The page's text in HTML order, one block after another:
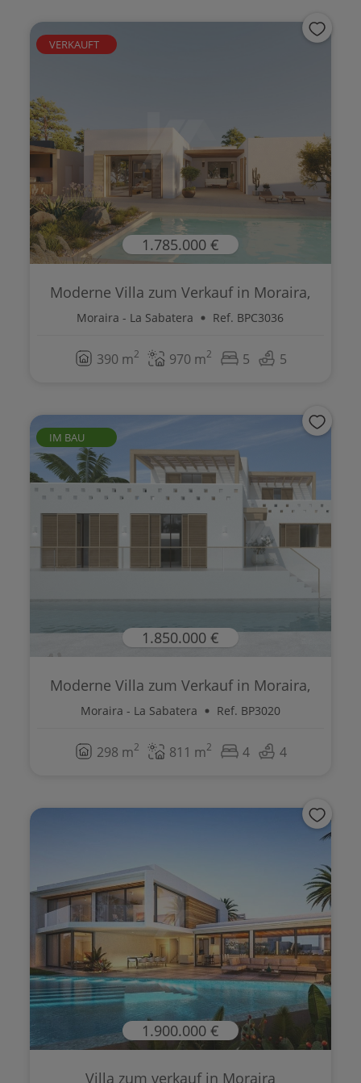
VERKAUFT
1.785.000 €
Moderne Villa zum Verkauf in Moraira,
Co...
Moraira - La Sabatera Ref. BPC3036
390 m2 970 m2 5 5
IM BAU
1.850.000 €
Moderne Villa zum Verkauf in Moraira,
Co...
Moraira - La Sabatera Ref. BP3020
298 m2 811 m2 4 4
1.900.000 €
Villa zum verkauf in Moraira